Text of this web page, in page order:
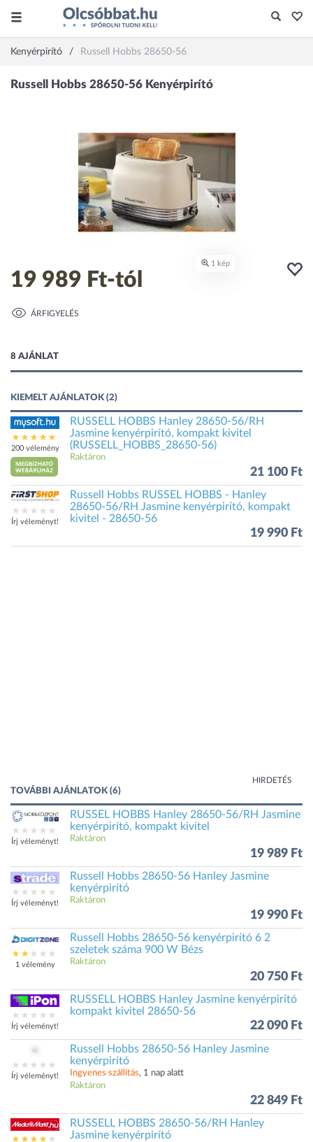
Kenyérpirító Russell Hobbs 28650-56
19 989 Ft-tól
ÁRFIGYELÉS
8 AJÁNLAT
KIEMELT AJÁNLATOK (2)
200 vélemény
RUSSELL HOBBS Hanley 28650-56/RH
Jasmine kenyérpirító, kompakt kivitel
(RUSSELL_HOBBS_28650-56)
Raktáron
21 100 Ft
Írj véleményt!
Russell Hobbs RUSSEL HOBBS - Hanley
28650-56/RH Jasmine kenyérpirító, kompakt
kivitel - 28650-56
19 990 Ft
HIRDETÉS
TOVÁBBI AJÁNLATOK (6)
Írj véleményt!
RUSSEL HOBBS Hanley 28650-56/RH Jasmine
kenyérpirító, kompakt kivitel
Raktáron
19 989 Ft
Írj véleményt!
Russell Hobbs 28650-56 Hanley Jasmine
kenyérpirító
Raktáron
19 990 Ft
1 vélemény
Russell Hobbs 28650-56 kenyérpirító 6 2
szeletek száma 900 W Bézs
Raktáron
20 750 Ft
Írj véleményt!
RUSSELL HOBBS Hanley Jasmine kenyérpirító
kompakt kivitel 28650-56
22 090 Ft
Írj véleményt!
Russell Hobbs 28650-56 Hanley Jasmine
kenyérpirító
Ingyenes szállítás, 1 nap alatt
Raktáron
22 849 Ft
RUSSELL HOBBS 28650-56/RH Hanley
Jasmine kenyérpirító